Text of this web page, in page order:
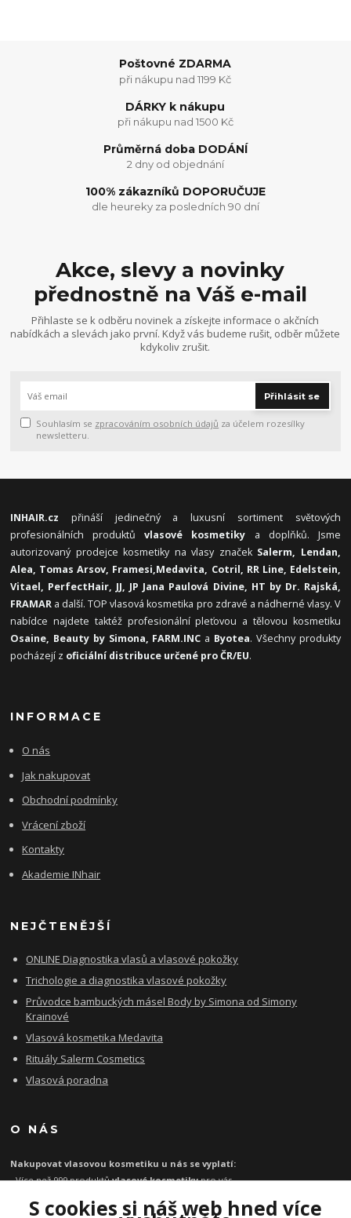
Poštovné ZDARMA
při nákupu nad 1199 Kč
DÁRKY k nákupu
při nákupu nad 1500 Kč
Průměrná doba DODÁNÍ
2 dny od objednání
100% zákazníků DOPORUČUJE
dle heureky za posledních 90 dní
Akce, slevy a novinky
přednostně na Váš e-mail
Přihlaste se k odběru novinek a získejte informace o akčních
nabídkách a slevách jako první. Když vás budeme rušit, odběr můžete
kdykoliv zrušit.
Přihlásit se
Souhlasím se zpracováním osobních údajů za účelem rozesílky
newsletteru.
INHAIR.cz přináší jedinečný a luxusní sortiment světových
profesionálních produktůvlasové kosmetiky a doplňků. Jsme
autorizovaný prodejce kosmetiky na vlasy značek Salerm, Lendan,
Alea, Tomas Arsov, Framesi,Medavita, Cotril, RR Line, Edelstein,
Vitael, PerfectHair, JJ, JP Jana Paulová Divine, HT by Dr. Rajská,
FRAMAR a další. TOP vlasová kosmetika pro zdravé a nádherné vlasy. V
nabídce najdete taktéž profesionální pleťovou a tělovou kosmetiku
Osaine, Beauty by Simona, FARM.INC a Byotea. Všechny produkty
pocházejí z oficiální distribuce určené pro ČR/EU.
INFORMACE
O nás
Jak nakupovat
Obchodní podmínky
Vrácení zboží
Kontakty
Akademie INhair
NEJČTENĚJŠÍ
ONLINE Diagnostika vlasů a vlasové pokožky
Trichologie a diagnostika vlasové pokožky
Průvodce bambuckých másel Body by Simona od Simony
Krainové
Vlasová kosmetika Medavita
Rituály Salerm Cosmetics
Vlasová poradna
O NÁS
Nakupovat vlasovou kosmetiku u nás se vyplatí:
- Více než 999 produktůvlasové kosmetikypro vás
- Garance originality profesionálnívlasové kosmetiky
S cookies si náš web hned více